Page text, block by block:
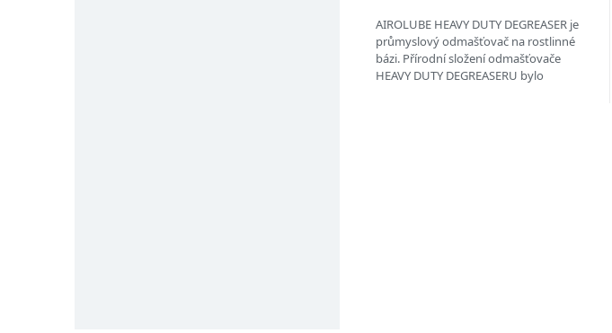
AIROLUBE HEAVY DUTY DEGREASER je
průmyslový odmašťovač na rostlinné
bázi. Přírodní složení odmašťovače
HEAVY DUTY DEGREASERU bylo